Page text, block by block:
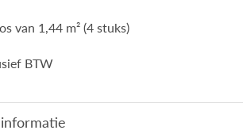
van 1,44 m² (4 stuks)
BTW